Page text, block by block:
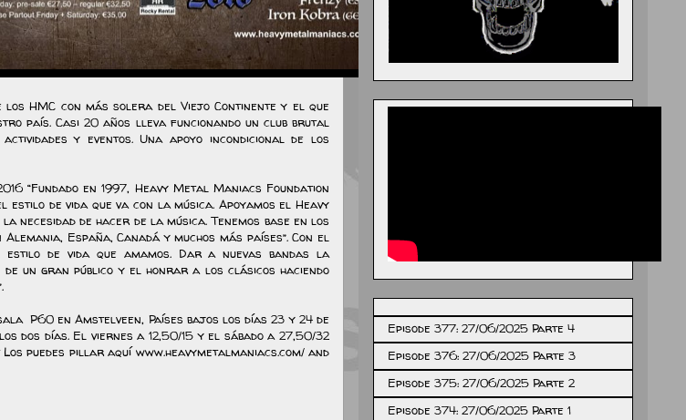
los HMC con más solera del Viejo Continente y el que
país. Casi 20 años lleva funcionando un club brutal
y eventos. Una apoyo incondicional de los
“Fundado en 1997, Heavy Metal Maniacs Foundation
de vida que va con la música. Apoyamos el Heavy
necesidad de hacer de la música. Tenemos base en los
España, Canadá y muchos más países”. Con el
de vida que amamos. Dar a nuevas bandas la
un gran público y el honrar a los clásicos haciendo
P60 en Amstelveen, Países bajos los días 23 y 24 de
dos días. El viernes a 12,50/15 y el sábado a 27,50/32
puedes pillar aquí www.heavymetalmaniacs.com/ and
Episode 377: 27/06/2025 Parte 4
Episode 376: 27/06/2025 Parte 3
Episode 375: 27/06/2025 Parte 2
Episode 374: 27/06/2025 Parte 1